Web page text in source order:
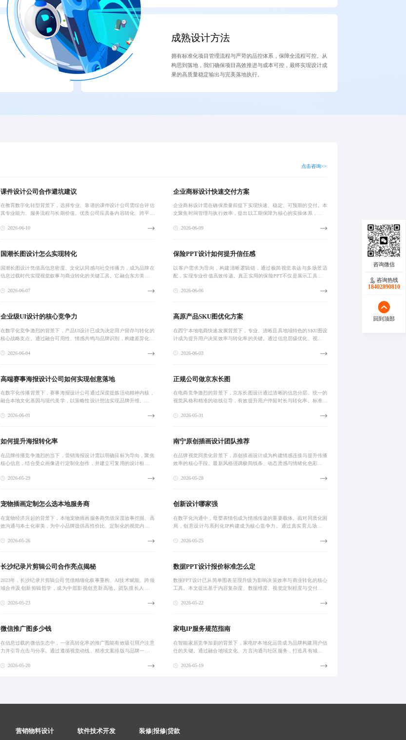
成熟设计方法
拥有标准化项目管理流程与严苛的品控体系，保障全流程可控。从
构思到落地，我们确保项目高效推进与成本可控，最终实现设计成
果的高质量稳定输出与完美落地执行。
点击咨询>>
课件设计公司合作避坑建议
在教育数字化转型背景下，选择专业、靠谱的课件设计公司需综合评估
其专业能力、服务流程与长期价值。优质公司应具备内容转化、跨平台
效落地并持续赋
2026-06-10
企业商标设计快速交付方案
企业商标设计需在确保质量前提下实现快速、稳定、可预期的交付。本
文聚焦时间管理与执行效率，提出以工期保障为核心的实操体系，涵盖
上，提升交付
2026-06-09
国潮长图设计怎么实现转化
国潮长图设计凭借高信息密度、文化认同感与社交传播力，成为品牌在
信息过载时代实现视觉叙事与商业转化的关键工具。它融合东方美学与
具艺术性与实效
2026-06-07
保险PPT设计如何提升信任感
以客户需求为导向，构建清晰逻辑链，通过极简视觉表达与多场景适
配，实现专业价值高效传递。真正实用的保险PPT不仅是展示工具，更
2026-06-06
企业级UI设计的核心竞争力
在数字化竞争激烈的背景下，产品UI设计已成为决定用户留存与转化的
核心战略支点。通过融合可用性、情感共鸣与品牌识别，构建差异化体
驱动，打造
2026-06-04
高原产品SKU图优化方案
在西宁本地电商快速发展背景下，专业、清晰且具地域特色的SKU图设
计成为提升用户决策效率与转化率的关键。通过信息层级优化、视觉动
特色农产品与
2026-06-03
高端赛事海报设计公司如何实现创意落地
在数字化传播背景下，赛事海报设计公司通过深度提炼活动精神内核，
融合本地文化基因与现代美学，以策略性设计想法实现品牌升维。依托
品，助力赛事与文
2026-06-01
正规公司做京东长图
在电商竞争激烈的背景下，京东长图设计通过清晰的信息分层、统一的
视觉风格和精准的动线引导，有效提升用户停留时长与转化率。标准化
2026-05-31
如何提升海报转化率
在品牌传播竞争激烈的当下，营销海报设计需以明确目标为导向，聚焦
核心信息，结合受众画像进行定制化创作，并建立可复用的设计框架，
报成为真正的转
2026-05-29
南宁原创插画设计团队推荐
在品牌视觉同质化背景下，原创插画设计成为构建情感连接与提升传播
效率的核心手段。最新风格强调极简线条、动态质感与情绪化色彩的融
率，未来更将向
2026-05-28
宠物插画定制怎么选本地服务商
在宠物经济兴起的背景下，本地宠物插画服务商凭借深度故事挖掘、高
效沟通与本土化审美，为中小品牌提供高性价比、定制化的视觉内容服
2026-05-26
创新设计哪家强
在数字化沟通中，母婴表情包成为情感传递的重要载体。面对同质化困
局，创意设计与系列化IP构建成为核心竞争力。通过真实育儿场景再
传播力。助力品
2026-05-25
长沙纪录片剪辑公司合作亮点揭秘
2023年，长沙纪录片剪辑公司凭借精细化叙事重构、AI技术赋能、跨领
域合作及创新剪辑哲学，成为中部影视创意新高地。团队擅长人文纪
性与传播力
2026-05-23
数据PPT设计报价标准怎么定
数据PPT设计已从简单图表呈现升级为影响决策效率与商业转化的核心
工具。本文提出基于内容复杂度、数据维度、视觉定制程度与交付周期
务透明化，推
2026-05-22
微信推广图多少钱
在信息过载的微信生态中，一张高转化率的推广图能有效吸引用户注意
力并引导点击与分享。通过遵循视觉动线、精准文案排版与品牌一致性
系，助力企业私
2026-05-20
家电IP服务规范指南
在智能家居竞争加剧的背景下，家电IP本地化运营成为品牌构建用户信
任的关键。通过融合地域文化、方言沟通与社区服务，打造具有城市辨
山‘美2026-05-19
营销物料设计 软件技术开发 装修|报修|贷款
咨询热线
18402890810
回到顶部